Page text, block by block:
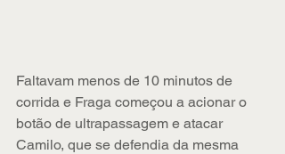
Faltavam menos de 10 minutos de
corrida e Fraga começou a acionar o
botão de ultrapassagem e atacar
Camilo, que se defendia da mesma